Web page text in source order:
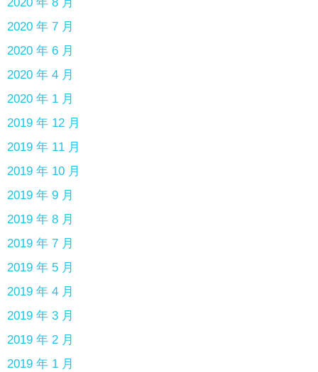
2020 年 7 月
2020 年 6 月
2020 年 4 月
2020 年 1 月
2019 年 12 月
2019 年 11 月
2019 年 10 月
2019 年 9 月
2019 年 8 月
2019 年 7 月
2019 年 5 月
2019 年 4 月
2019 年 3 月
2019 年 2 月
2019 年 1 月